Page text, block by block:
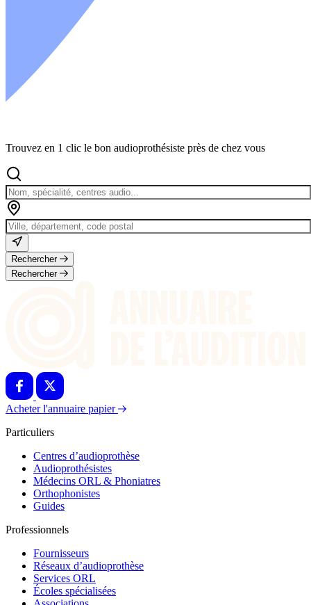
Trouvez en 1 clic le bon audioprothésiste près de chez vous
Rechercher
Rechercher
Acheter l'annuaire papier
Particuliers
Centres d’audioprothèse
Audioprothésistes
Médecins ORL & Phoniatres
Orthophonistes
Guides
Professionnels
Fournisseurs
Réseaux d’audioprothèse
Services ORL
Écoles spécialisées